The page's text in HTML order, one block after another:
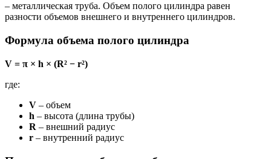
– металлическая труба. Объем полого цилиндра равен
разности объемов внешнего и внутреннего цилиндров.
Формула объема полого цилиндра
V = π × h × (R² − r²)
где:
V – объем
h – высота (длина трубы)
R – внешний радиус
r – внутренний радиус